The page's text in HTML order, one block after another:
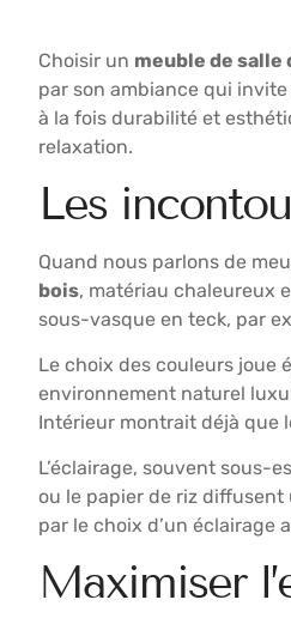
Choisir un meuble de salle
par son ambiance qui
à la fois durabilité et
relaxation.
Les
Quand nous parlons de
bois, matériau chaleureux
sous-vasque en teck, par
Le choix des couleurs joue
environnement naturel
Intérieur montrait déjà que
L’éclairage, souvent sous-
ou le papier de riz diffusent
par le choix d’un éclairage
Maximiser